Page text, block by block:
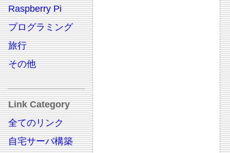
Raspberry Pi
プログラミング
旅行
その他
Link Category
全てのリンク
自宅サーバ構築